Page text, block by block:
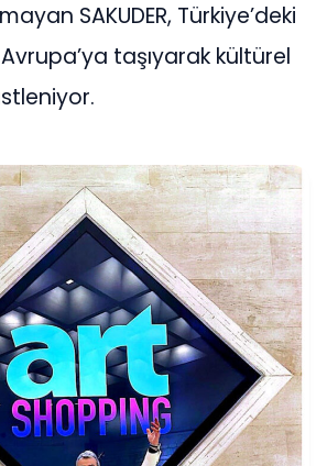
SAKUDER, Türkiye’deki
taşıyarak kültürel